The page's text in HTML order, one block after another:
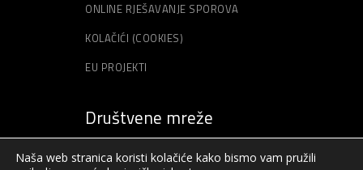
ONLINE RJEŠAVANJE SPOROVA
KOLAČIĆI (COOKIES)
EU PROJEKTI
Društvene mreže
Naša web stranica koristi kolačiće kako bismo vam pružili